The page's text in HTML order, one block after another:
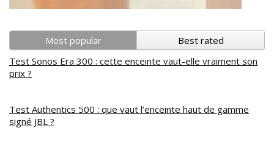
Most popular
Best rated
Test Sonos Era 300 : cette enceinte vaut-elle vraiment son
prix ?
Test Authentics 500 : que vaut l’enceinte haut de gamme
signé JBL ?